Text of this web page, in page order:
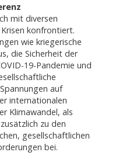
mit diversen
konfrontiert.
wie kriegerische
die Sicherheit der
19-Pandemie und
auf
internationalen
Klimawandel, als
zu den
gesellschaftlichen
bei.